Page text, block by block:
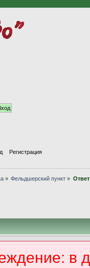
Регистрация
» Фельдшерский пункт »
в